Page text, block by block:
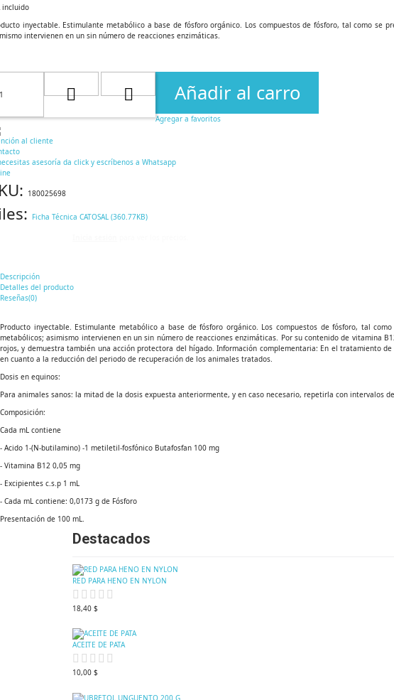
incluido
inyectable. Estimulante metabólico a base de fósforo orgánico. Los compuestos de fósforo, tal como
intervienen en un sin número de reacciones enzimáticas.
Añadir al carro
Agregar a favoritos
al cliente
asesoría da click y escríbenos a Whatsapp
180025698
Ficha Técnica CATOSAL (360.77KB)
Descripción
Detalles del producto
Reseñas(0)
Producto inyectable. Estimulante metabólico a base de fósforo orgánico. Los compuestos de fósforo, tal
metabólicos; asimismo intervienen en un sin número de reacciones enzimáticas. Por su contenido de
rojos, y demuestra también una acción protectora del hígado. Información complementaria: En el tratamiento
en cuanto a la reducción del periodo de recuperación de los animales tratados.
Dosis en equinos:
Para animales sanos: la mitad de la dosis expuesta anteriormente, y en caso necesario, repetirla con intervalos
Composición:
Cada mL contiene
- Acido 1-(N-butilamino) -1 metiletil-fosfónico Butafosfan 100 mg
- Vitamina B12 0,05 mg
- Excipientes c.s.p 1 mL
- Cada mL contiene: 0,0173 g de Fósforo
Presentación de 100 mL.
Destacados
RED PARA HENO EN NYLON
18,40 $
ACEITE DE PATA
10,00 $